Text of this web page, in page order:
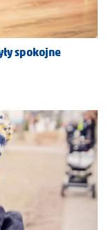
spokojne